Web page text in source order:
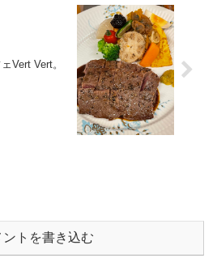
Vert Vert。
ントを書き込む